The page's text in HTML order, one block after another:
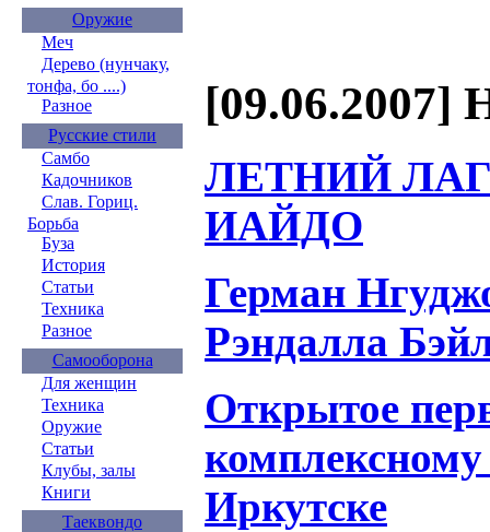
Оружие
Меч
Дерево (нунчаку,
тонфа, бо ....)
Разное
Русские стили
Самбо
Кадочников
Слав. Гориц.
Борьба
Буза
История
Статьи
Техника
Разное
Самооборона
Для женщин
Техника
Оружие
Статьи
Клубы, залы
Книги
Таеквондо
[09.06.2007]
ЛЕТНИЙ
ИАЙДО
Герман
Рэндалла
Открытое
комплексному
Иркутске